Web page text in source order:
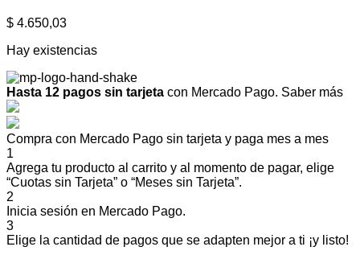
$ 4.650,03
Hay existencias
Hasta 12 pagos sin tarjeta con Mercado Pago. Saber más
Compra con Mercado Pago sin tarjeta y paga mes a mes
1
Agrega tu producto al carrito y al momento de pagar, elige
“Cuotas sin Tarjeta” o “Meses sin Tarjeta”.
2
Inicia sesión en Mercado Pago.
3
Elige la cantidad de pagos que se adapten mejor a ti ¡y listo!